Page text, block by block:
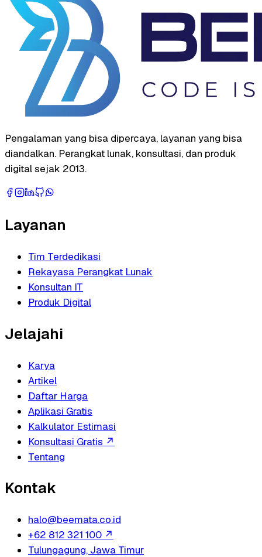
Pengalaman yang bisa dipercaya, layanan yang bisa
diandalkan. Perangkat lunak, konsultasi, dan produk
digital sejak 2013.
Layanan
Tim Terdedikasi
Rekayasa Perangkat Lunak
Konsultan IT
Produk Digital
Jelajahi
Karya
Artikel
Daftar Harga
Aplikasi Gratis
Kalkulator Estimasi
Konsultasi Gratis ↗
Tentang
Kontak
halo@beemata.co.id
+62 812 321 100 ↗
Tulungagung, Jawa Timur